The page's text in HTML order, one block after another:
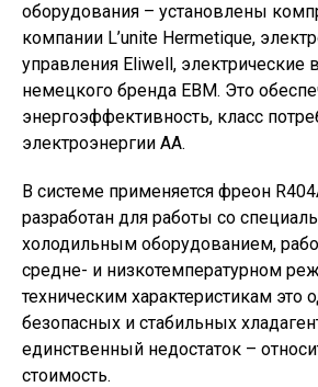
оборудования – установлены
компании L’unite Hermetique,
управления Eliwell, электрические
немецкого бренда EBM. Это
энергоэффективность, класс
электроэнергии АА.
В системе применяется фреон
разработан для работы со
холодильным оборудованием,
средне- и низкотемпературном
техническим характеристикам это
безопасных и стабильных
единственный недостаток –
стоимость.